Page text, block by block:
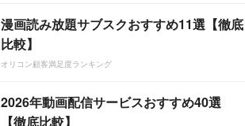
漫画読み放題サブスクおすすめ11選【徹底
比較】
オリコン顧客満足度ランキング
2026年動画配信サービスおすすめ40選
【徹底比較】